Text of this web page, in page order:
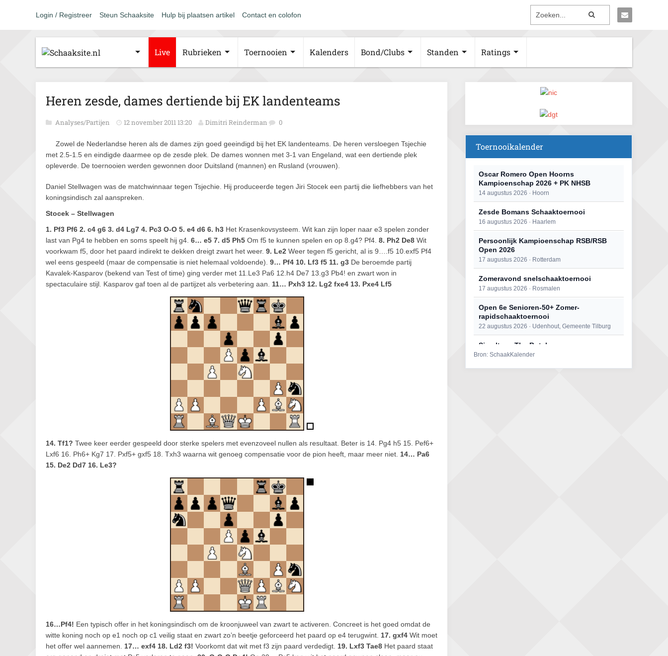
Login / Registreer Steun Schaaksite Hulp bij plaatsen artikel Contact en colofon
Live Rubrieken Toernooien Kalenders Bond/Clubs Standen Ratings
Heren zesde, dames dertiende bij EK landenteams
Analyses/Partijen 12 november 2011 13:20 Dimitri Reinderman 0
Zowel de Nederlandse heren als de dames zijn goed geeindigd bij het EK landenteams. De heren versloegen Tsjechie
met 2.5-1.5 en eindigde daarmee op de zesde plek. De dames wonnen met 3-1 van Engeland, wat een dertiende plek
opleverde. De toernooien werden gewonnen door Duitsland (mannen) en Rusland (vrouwen).
Daniel Stellwagen was de matchwinnaar tegen Tsjechie. Hij produceerde tegen Jiri Stocek een partij die liefhebbers van het
koningsindisch zal aanspreken.
Stocek – Stellwagen
1. Pf3 Pf6 2. c4 g6 3. d4 Lg7 4. Pc3 O-O 5. e4 d6 6. h3 Het Krasenkovsysteem. Wit kan zijn loper naar e3 spelen zonder
last van Pg4 te hebben en soms speelt hij g4. 6… e5 7. d5 Ph5 Om f5 te kunnen spelen en op 8.g4? Pf4. 8. Ph2 De8 Wit
voorkwam f5, door het paard indirekt te dekken dreigt zwart het weer. 9. Le2 Weer tegen f5 gericht, al is 9….f5 10.exf5 Pf4
wel eens gespeeld (maar de compensatie is niet helemaal voldoende). 9… Pf4 10. Lf3 f5 11. g3 De beroemde partij
Kavalek-Kasparov (bekend van Test of time) ging verder met 11.Le3 Pa6 12.h4 De7 13.g3 Pb4! en zwart won in
spectaculaire stijl. Kasparov gaf toen al de partijzet als verbetering aan. 11… Pxh3 12. Lg2 fxe4 13. Pxe4 Lf5
14. Tf1? Twee keer eerder gespeeld door sterke spelers met evenzoveel nullen als resultaat. Beter is 14. Pg4 h5 15. Pef6+
Lxf6 16. Ph6+ Kg7 17. Pxf5+ gxf5 18. Txh3 waarna wit genoeg compensatie voor de pion heeft, maar meer niet. 14… Pa6
15. De2 Dd7 16. Le3?
16…Pf4! Een typisch offer in het koningsindisch om de kroonjuweel van zwart te activeren. Concreet is het goed omdat de
witte koning noch op e1 noch op c1 veilig staat en zwart zo’n beetje geforceerd het paard op e4 terugwint. 17. gxf4 Wit moet
het offer wel aannemen. 17… exf4 18. Ld2 f3! Voorkomt dat wit met f3 zijn paard verdedigt. 19. Lxf3 Tae8 Het paard staat
Toernooikalender
Oscar Romero Open Hoorns
Kampioenschap 2026 + PK NHSB
14 augustus 2026 · Hoorn
Zesde Bomans Schaaktoernooi
16 augustus 2026 · Haarlem
Persoonlijk Kampioenschap RSB/RSB
Open 2026
17 augustus 2026 · Rotterdam
Zomeravond snelschaaktoernooi
17 augustus 2026 · Rosmalen
Open 6e Senioren-50+ Zomer-
rapidschaaktoernooi
22 augustus 2026 · Udenhout, Gemeente Tilburg
Simultaan The Butcher
22 augustus 2026 · Utrecht
Bron: SchaakKalender